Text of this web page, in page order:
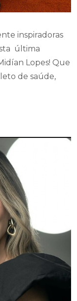
inspiradoras
última
Lopes! Que
de saúde,